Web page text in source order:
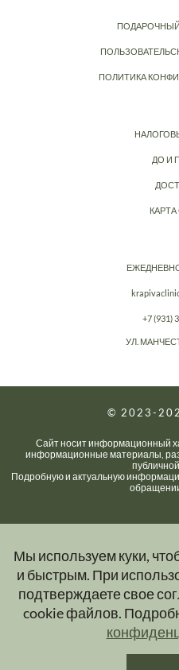
Мы используем куки,
и быстрым. При
подтверждаете свое
cookie файлов.
ПОЛИТИКА
ДО И
ЕЖЕДНЕВНО
+7 (931)
УЛ.
© 2023-
Сайт носит информационный
информационные материалы,
Подробную и актуальную